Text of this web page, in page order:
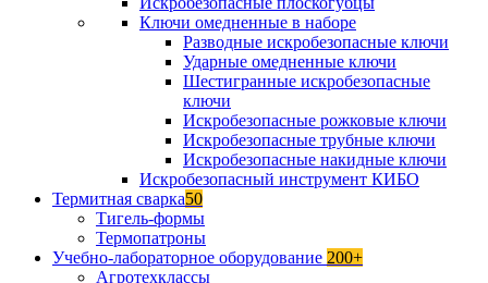
Ключи омедненные в наборе
Разводные искробезопасные ключи
Ударные омедненные ключи
Шестигранные искробезопасные
ключи
Искробезопасные рожковые ключи
Искробезопасные трубные ключи
Искробезопасные накидные ключи
Искробезопасный инструмент КИБО
Термитная сварка50
Тигель-формы
Термопатроны
Учебно-лабораторное оборудование 200+
Агротехклассы